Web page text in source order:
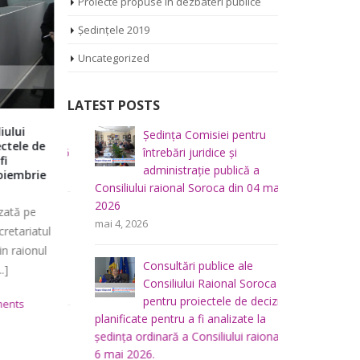
de
pe
Declarația Consilierilor raionali
despre boicotarea ședinței
Consiliului raional Soroca
*-* Transmisiunea este difuzată pe
platforma euparticip.md de secretariatul
Consiliului pentru Participare din raionul
iulie 27, 2023 0 Comments
Ședințele 2019
Uncategorized
LATEST POSTS
2026
buget,
Ședința Comisiei pentru
întrebări juridice şi
administraţie publică a
Consiliului raional Soroca din 04 mai
mai 4, 2026
Consultări publice ale
Consiliului Raional Soroca
pentru proiectele de decizie
planificate pentru a fi analizate la
ședința ordinară a Consiliului raional din
6 mai 2026.